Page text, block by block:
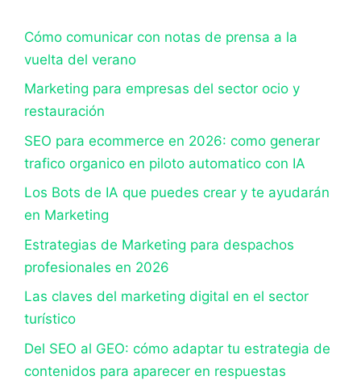
Cómo comunicar con notas de prensa a la
vuelta del verano
Marketing para empresas del sector ocio y
restauración
SEO para ecommerce en 2026: como generar
trafico organico en piloto automatico con IA
Los Bots de IA que puedes crear y te ayudarán
en Marketing
Estrategias de Marketing para despachos
profesionales en 2026
Las claves del marketing digital en el sector
turístico
Del SEO al GEO: cómo adaptar tu estrategia de
contenidos para aparecer en respuestas